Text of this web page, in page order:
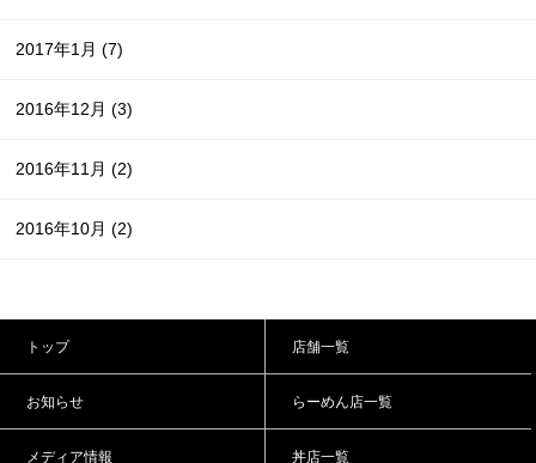
2017年1月(7)
2016年12月(3)
2016年11月(2)
2016年10月(2)
トップ
お知らせ
メディア情報
店舗一覧
らーめん店一覧
丼店一覧